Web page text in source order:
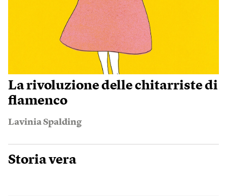
La rivoluzione delle chitarriste di
flamenco
Lavinia Spalding
Storia vera